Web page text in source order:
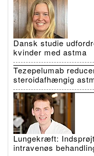
Dansk studie
kvinder med astma
Tezepelumab
steroidafhængig
Lungekræft:
intravenøs